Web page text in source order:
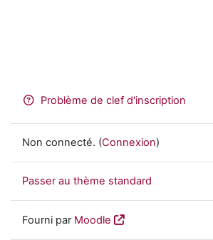
Problème de clef d'inscription
Non connecté. (Connexion)
Passer au thème standard
Fourni par Moodle